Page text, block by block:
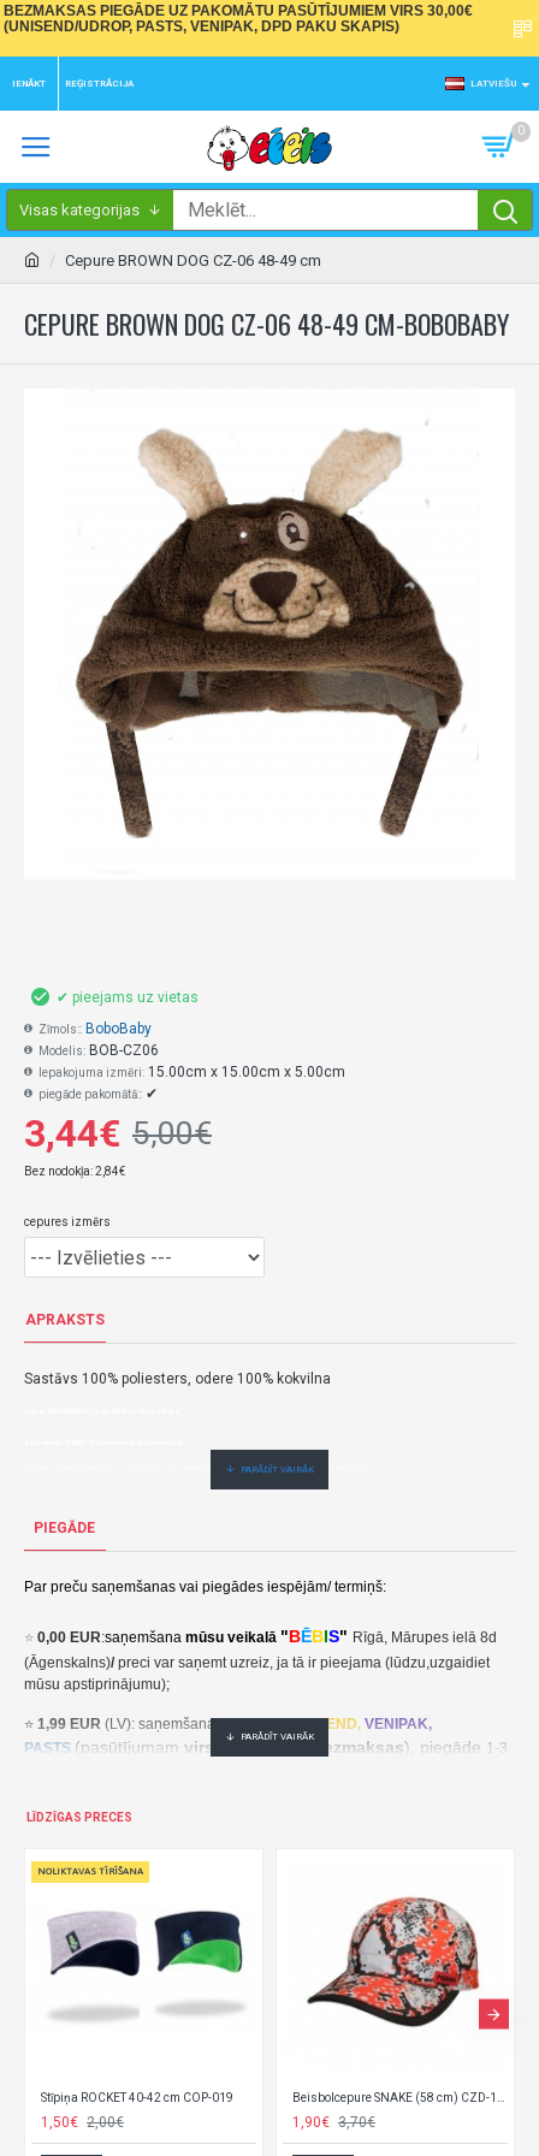
BEZMAKSAS PIEGĀDE UZ PAKOMĀTU PASŪTĪJUMIEM VIRS 30,00€
(UNISEND/UDROP, PASTS, VENIPAK, DPD PAKU SKAPIS)
IENĀKT REĢISTRĀCIJA LATVIEŠU
0
Visas kategorijas
Cepure BROWN DOG CZ-06 48-49 cm
CEPURE BROWN DOG CZ-06 48-49 CM-BOBOBABY
3,44€ 5,00€
Bez nodokļa: 2,84€
✔ pieejams uz vietas
Zīmols:: BoboBaby
Modelis: BOB-CZ06
Iepakojuma izmēri: 15.00cm x 15.00cm x 5.00cm
piegāde pakomātā:: ✔
cepures izmērs
APRAKSTS
Sastāvs 100% poliesters, odere 100% kokvilna
Nopirkt Cepure BROWN DOG CZ-06 48-49 cm--par zemu cenu,ātri,ērti,bez gaidīšanas.Cenas no vairumtirgotāja.
PIEGĀDE
Par preču saņemšanas vai piegādes iespējām/ termiņš:
⭐ 0,00 EUR:saņemšana mūsu veikalā "BĒBIS" Rīgā, Mārupes ielā 8d
(Āgenskalns)/preci var saņemt uzreiz, ja tā ir pieejama (lūdzu,uzgaidiet
mūsu apstiprinājumu);
⭐ 1,99 EUR (LV): saņemšana pakomātā SEND, VENIPAK,
PASTS (pasūtījumam virs 30,00 EUR- bezmaksas), piegāde 1-3
⭐2,49 EUR(LT, EE): saņemšana pakomātā
EE:2,49 EUR kättesaamine pakiautomaadis UNISEND, Udrop,
LT: 2,49 EUR gavimas siuntų automate UNISEND, Udrop, LPExpress,
pristatymas per 2–5 darbo dienas;
(LV): saņemšanaDPD Paku Skapis (pasūtījumamvirs
30,00 EUR- bezmaksas
1-3 darba dienu laikā;
pasūtījuma saņemšanas mēs aprēķināsim un paziņosim kurjera piegādes
cenu/ piegāde notiek 1-3 darba dienu laikā.
LĪDZĪGAS PRECES
NOLIKTAVAS TĪRĪŠANA
Stīpiņa ROCKET 40-42 cm COP-019
1,50€ 2,00€ 1,90€ 3,70€